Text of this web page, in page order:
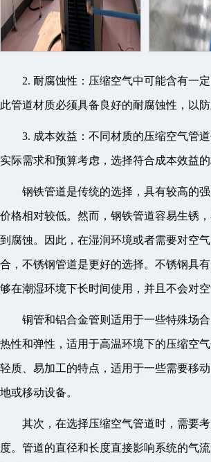
2. 耐腐蚀性：压缩空气中可能含有一
此管道材质必须具备良好的耐腐蚀性，以防
3. 成本效益：不同材质的压缩空气管
实际需求和预算考虑，选择符合成本效益的
钢铁管道是传统的选择，具有较高的
价格相对较低。然而，钢铁管道容易生锈
到腐蚀。因此，在湿润环境或者需要对空
合，不锈钢管道是更好的选择。不锈钢具
够在潮湿环境下长时间使用，并且不会对空
铜管和铝合金管则适用于一些特殊场
热性和弹性，适用于高温环境下的压缩空
轻质、易加工的特点，适用于一些需要移
地或移动设备。
其次，在选择压缩空气管道时，需要
度。管道的直径和长度直接影响系统的气